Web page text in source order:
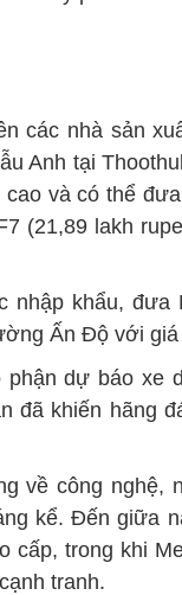
các nhà sản
Anh tại
và có thể
(21,89 lakh
nhập khẩu, đưa
Ấn Độ với
dự báo xe
đã khiến hãng
về công nghệ,
kể. Đến giữa
trong khi
tranh.